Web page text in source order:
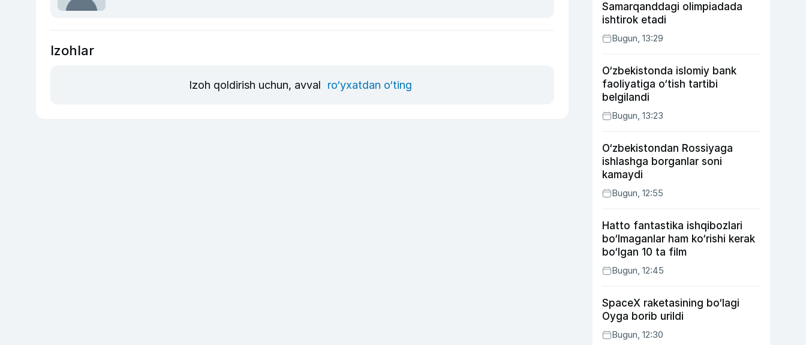
Izohlar
Izoh qoldirish uchun, avval ro‘yxatdan o‘ting
Samarqanddagi olimpiadada
ishtirok etadi
Bugun, 13:29
O‘zbekistonda islomiy bank
faoliyatiga o‘tish tartibi
belgilandi
Bugun, 13:23
O‘zbekistondan Rossiyaga
ishlashga borganlar soni
kamaydi
Bugun, 12:55
Hatto fantastika ishqibozlari
bo‘lmaganlar ham ko‘rishi kerak
bo‘lgan 10 ta film
Bugun, 12:45
SpaceX raketasining bo‘lagi
Oyga borib urildi
Bugun, 12:30